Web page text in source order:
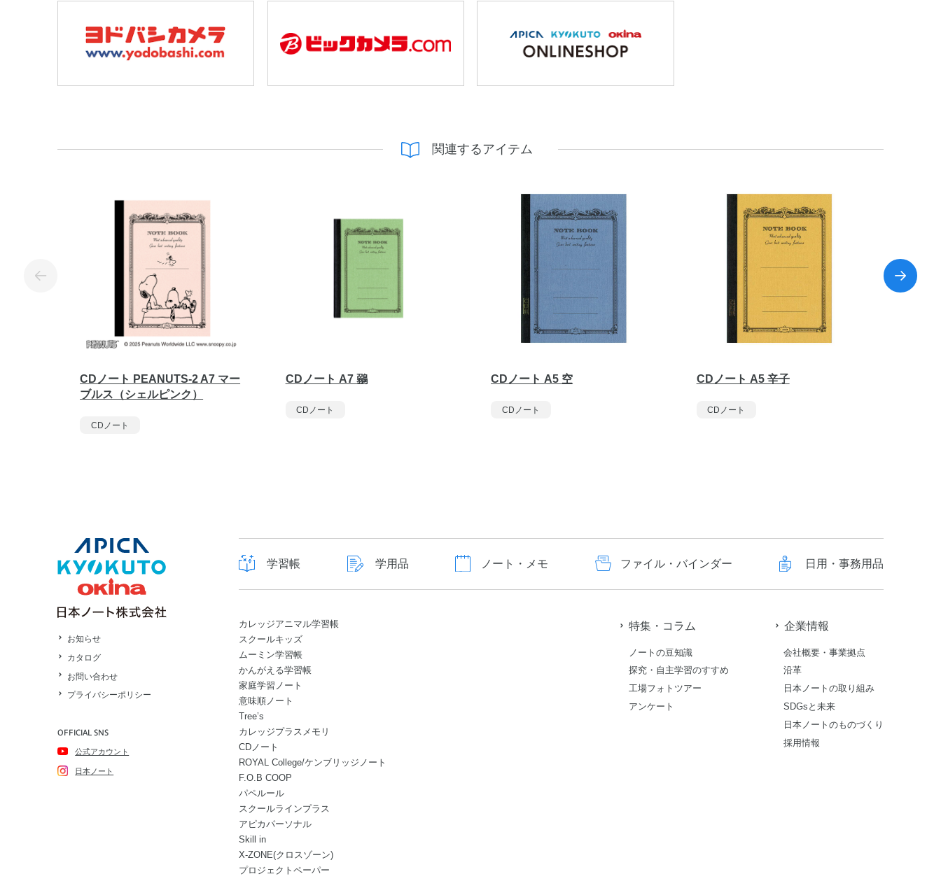
関連するアイテム
CDノート PEANUTS-2 A7 マー
ブルス（シェルピンク）
CDノート
CDノート A7 鶸
CDノート
CDノート A5 空
CDノート
CDノート A5 辛子
CDノート
お知らせ
カタログ
お問い合わせ
プライバシーポリシー
OFFICIAL SNS
公式アカウント
日本ノート
学習帳 学用品 ノート・メモ ファイル・バインダー 日用・事務用品
カレッジアニマル学習帳
スクールキッズ
ムーミン学習帳
かんがえる学習帳
家庭学習ノート
意味順ノート
Tree’s
カレッジプラスメモリ
CDノート
ROYAL College/ケンブリッジノート
F.O.B COOP
パペルール
スクールラインプラス
アピカパーソナル
Skill in
X-ZONE(クロスゾーン)
プロジェクトペーパー
特集・コラム
ノートの豆知識
探究・自主学習のすすめ
工場フォトツアー
アンケート
企業情報
会社概要・事業拠点
沿革
日本ノートの取り組み
SDGsと未来
日本ノートのものづくり
採用情報